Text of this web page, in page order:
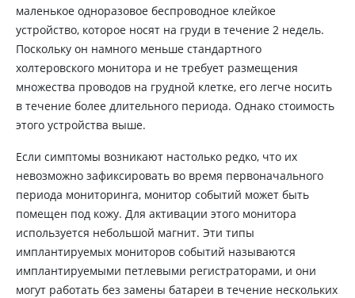
маленькое одноразовое беспроводное клейкое
устройство, которое носят на груди в течение 2 недель.
Поскольку он намного меньше стандартного
холтеровского монитора и не требует размещения
множества проводов на грудной клетке, его легче носить
в течение более длительного периода. Однако стоимость
этого устройства выше.
Если симптомы возникают настолько редко, что их
невозможно зафиксировать во время первоначального
периода мониторинга, монитор событий может быть
помещен под кожу. Для активации этого монитора
используется небольшой магнит. Эти типы
имплантируемых мониторов событий называются
имплантируемыми петлевыми регистраторами, и они
могут работать без замены батареи в течение нескольких